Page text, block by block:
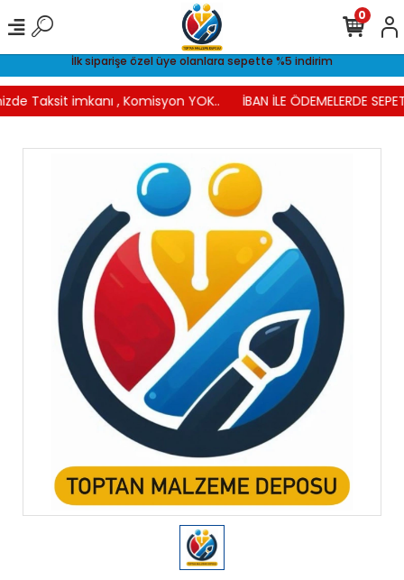
İlk siparişe özel üye olanlara sepette %5 indirim
Taksit imkanı , Komisyon YOK.. İBAN İLE ÖDEMELERDE
0